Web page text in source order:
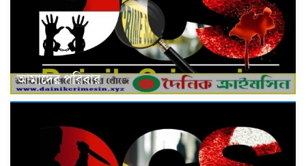
আমাদের পরিবার